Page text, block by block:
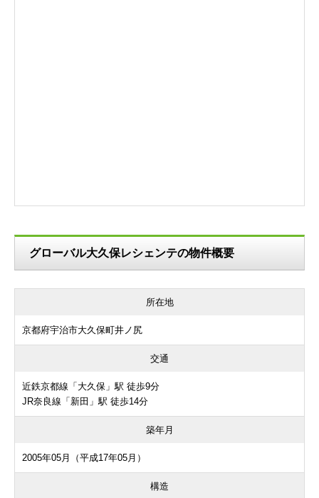
グローバル大久保レシェンテの物件概要
所在地
京都府宇治市大久保町井ノ尻
交通
近鉄京都線「大久保」駅 徒歩9分
JR奈良線「新田」駅 徒歩14分
築年月
2005年05月（平成17年05月）
構造